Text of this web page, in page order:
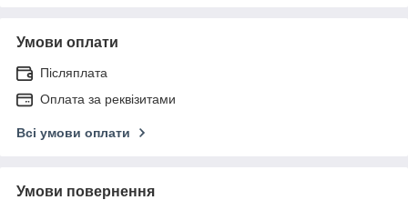
Умови оплати
Післяплата
Оплата за реквізитами
Всі умови оплати
Умови повернення